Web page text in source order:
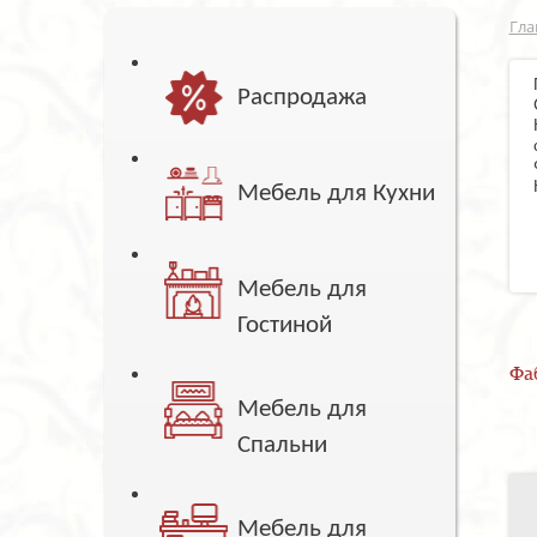
Распродажа
Мебель для Кухни
Мебель для
Гостиной
Мебель для
Спальни
Мебель для